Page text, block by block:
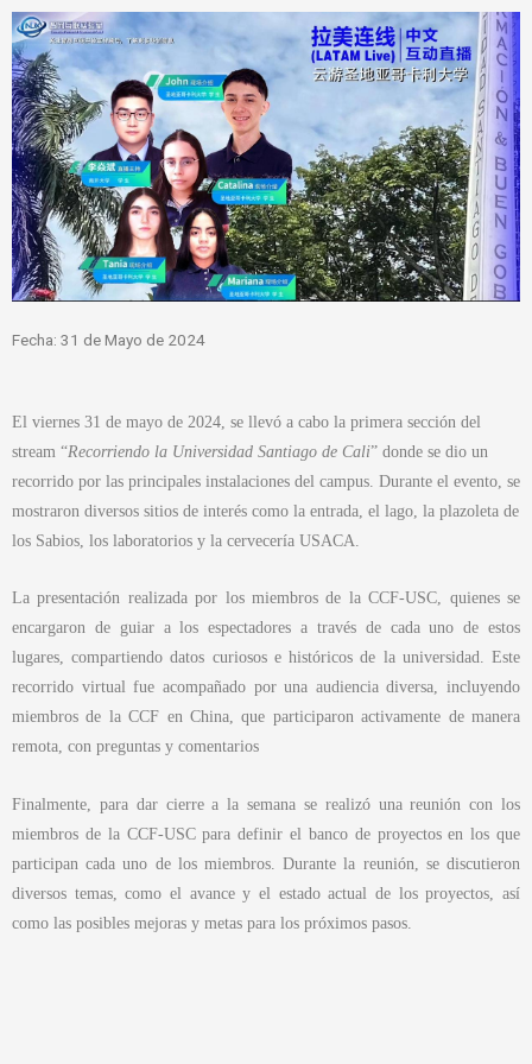
Fecha: 31 de Mayo de 2024
El viernes 31 de mayo de 2024, se llevó a cabo la primera sección del
stream “Recorriendo la Universidad Santiago de Cali” donde se dio un
recorrido por las principales instalaciones del campus. Durante el evento, se
mostraron diversos sitios de interés como la entrada, el lago, la plazoleta de
los Sabios, los laboratorios y la cervecería USACA.
La presentación realizada por los miembros de la CCF-USC, quienes se
encargaron de guiar a los espectadores a través de cada uno de estos
lugares, compartiendo datos curiosos e históricos de la universidad. Este
recorrido virtual fue acompañado por una audiencia diversa, incluyendo
miembros de la CCF en China, que participaron activamente de manera
remota, con preguntas y comentarios
Finalmente, para dar cierre a la semana se realizó una reunión con los
miembros de la CCF-USC para definir el banco de proyectos en los que
participan cada uno de los miembros. Durante la reunión, se discutieron
diversos temas, como el avance y el estado actual de los proyectos, así
como las posibles mejoras y metas para los próximos pasos.